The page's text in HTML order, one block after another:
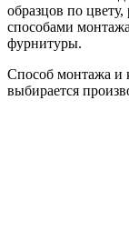
образцов по
способами
фурнитуры.
Способ монтажа и
выбирается